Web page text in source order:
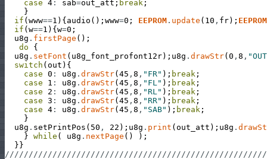
case 4 : sab=out_att ; break ;
}
if (www==1 ) {audio ( ) ; www=0 ; EEPROM . update ( 10 , fr) ; EEPROM
if (w==1 ) {w=0 ;
u8g . firstPage ( ) ;
do
{
u8g . setFont ( u8g_font_profont12r) ; u8g . drawStr(0 , 8 ,
switch (out ) {
case 0 : u8g . drawStr(45 , 8 , "FR" ) ; break ;
case
1 : u8g . drawStr(45 , 8 , "FL" ) ; break ;
case
2 : u8g . drawStr(45 , 8 , "RL" ) ; break ;
case 3 : u8g . drawStr(45 , 8 , "RR" ) ; break ;
case 4 : u8g . drawStr(45 , 8 , "SAB" ) ; break ;
}
u8g . setPrintPos ( 50 , 22 ) ; u8g . print (out_att ) ; u8g .
} while ( u8g . nextPage ( ) ) ;
}}